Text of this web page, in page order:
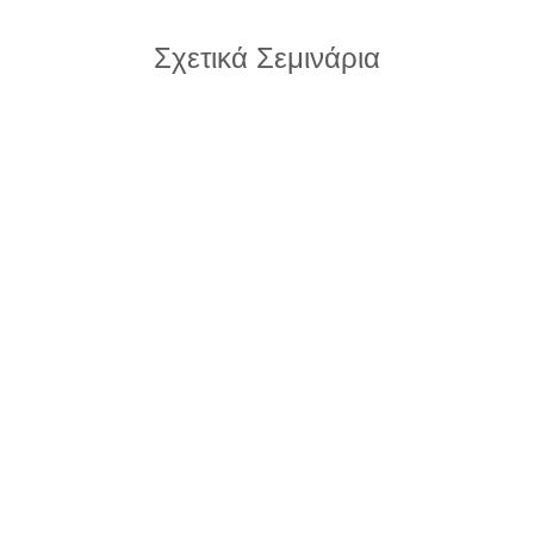
Σχετικά Σεμινάρια